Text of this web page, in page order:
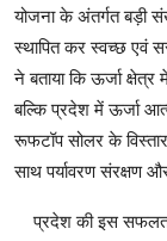
योजना के अंतर्गत बड़ी
स्थापित कर स्वच्छ एवं
ने बताया कि ऊर्जा
बल्कि प्रदेश में ऊर्जा
रूफटॉप सोलर के
साथ पर्यावरण संरक्षण
प्रदेश की इस सफलता